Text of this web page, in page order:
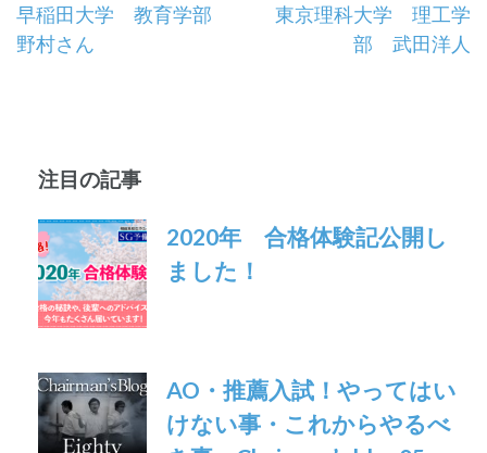
投
稿
ゲ
ー
シ
ョ
ン
早稲田大学 教育学部
野村さん
東京理科大学 理工学
部 武田洋人
注目の記事
2020年 合格体験記公開し
ました！
AO・推薦入試！やってはい
けない事・これからやるべ